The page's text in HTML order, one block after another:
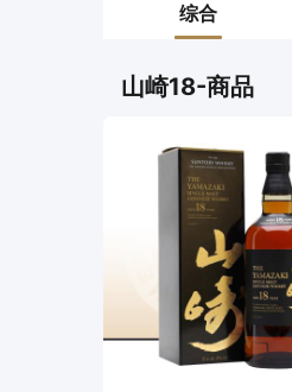
综合
山崎18-商品